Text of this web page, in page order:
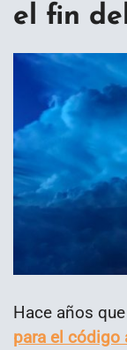
el fin
Hace años
para el código